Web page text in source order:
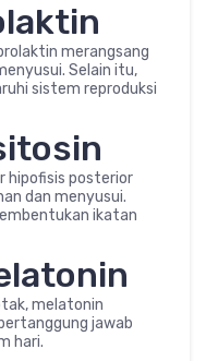
merangsang
Selain itu,
sistem reproduksi
hipofisis posterior
dan menyusui.
ikatan
melatonin
jawab
hari.